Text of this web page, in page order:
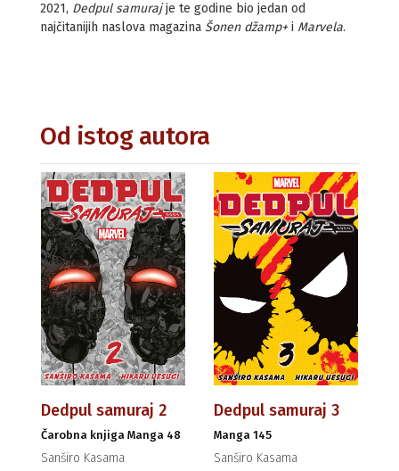
2021, Dedpul samurajje te godine bio jedan od
najčitanijih naslova magazina Šonen džamp+i Marvela.
Od istog autora
Dedpul samuraj 2
Čarobna knjiga Manga 48
Sanširo Kasama
Dedpul samuraj 3
Manga 145
Sanširo Kasama